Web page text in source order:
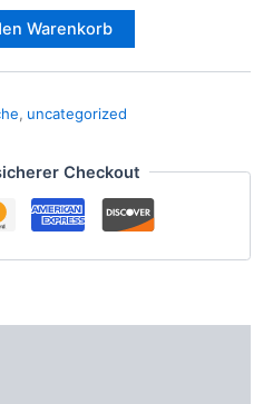
Warenkorb
, uncategorized
Checkout